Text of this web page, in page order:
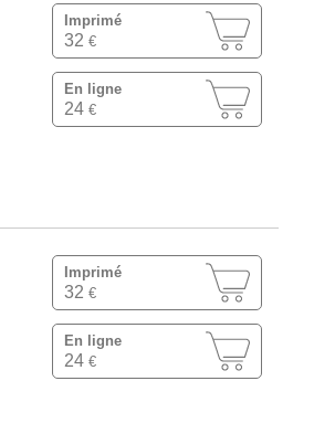
Imprimé
32 €
En ligne
24 €
Imprimé
32 €
En ligne
24 €